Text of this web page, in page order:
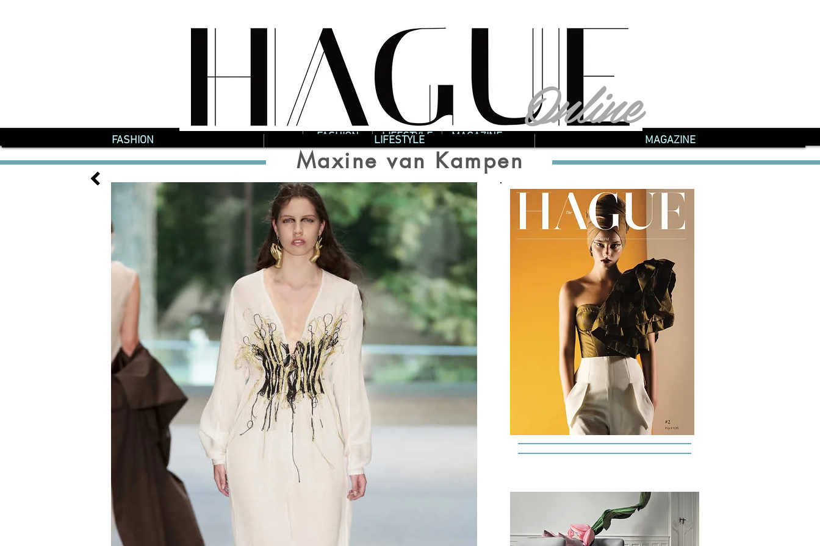
FASHION LIFESTYLE MAGAZINE Online
Maxine van Kampen
Online
FASHION LIFESTYLE MAGAZINE